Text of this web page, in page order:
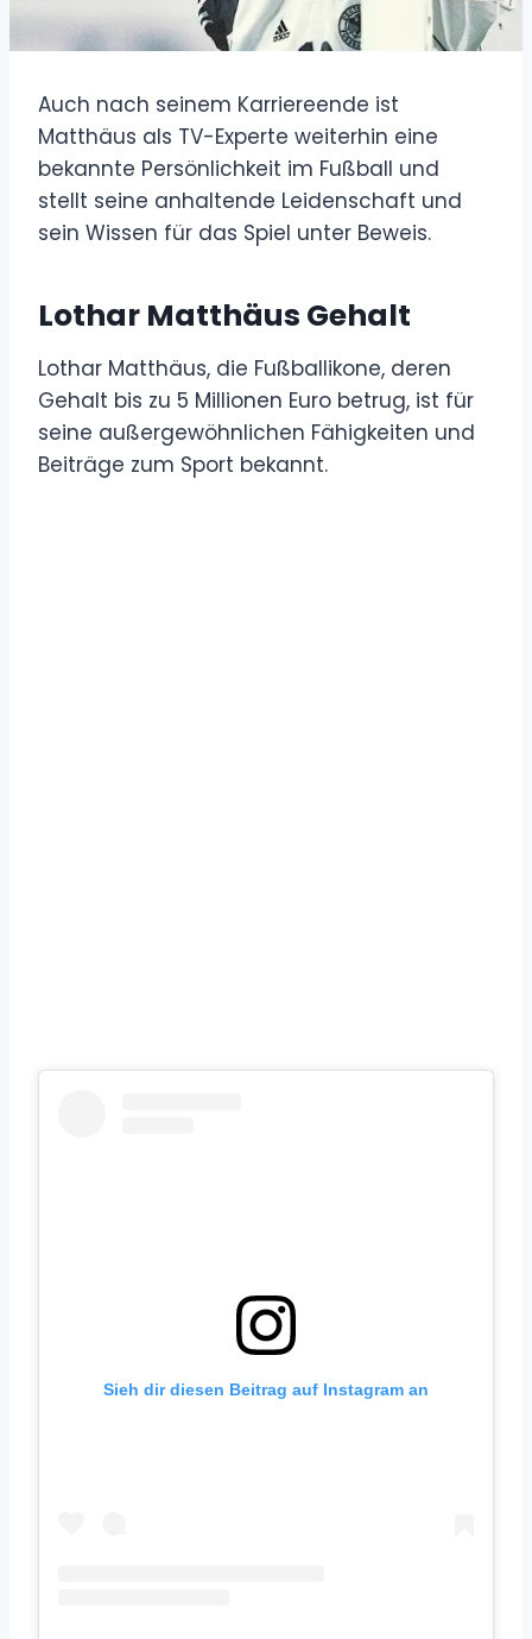
Auch nach seinem Karriereende ist
Matthäus als TV-Experte weiterhin eine
bekannte Persönlichkeit im Fußball und
stellt seine anhaltende Leidenschaft und
sein Wissen für das Spiel unter Beweis.
Lothar Matthäus Gehalt
Lothar Matthäus, die Fußballikone, deren
Gehalt bis zu 5 Millionen Euro betrug, ist für
seine außergewöhnlichen Fähigkeiten und
Beiträge zum Sport bekannt.
Sieh dir diesen Beitrag auf Instagram an